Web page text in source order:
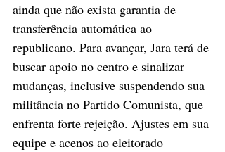
ainda que não exista garantia de
transferência automática ao
republicano. Para avançar, Jara terá de
buscar apoio no centro e sinalizar
mudanças, inclusive suspendendo sua
militância no Partido Comunista, que
enfrenta forte rejeição. Ajustes em sua
equipe e acenos ao eleitorado